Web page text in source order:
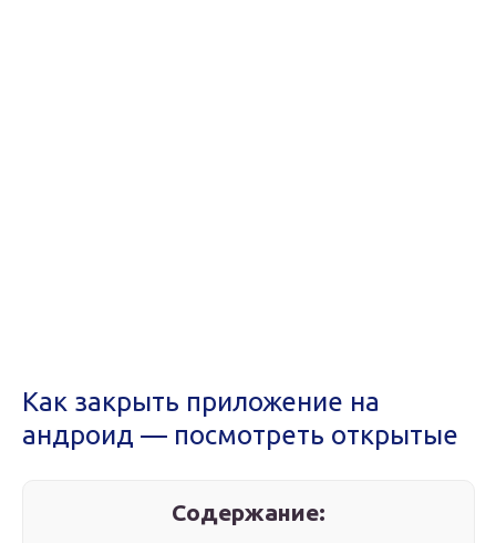
Как закрыть приложение на
андроид — посмотреть открытые
Содержание: